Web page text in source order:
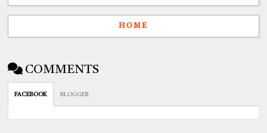
HOME
COMMENTS
FACEBOOK BLOGGER